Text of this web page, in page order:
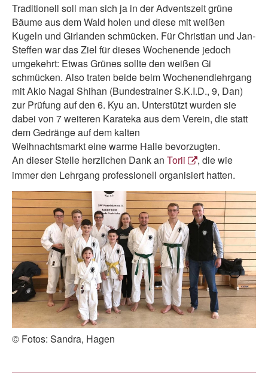
Traditionell soll man sich ja in der Adventszeit grüne
Bäume aus dem Wald holen und diese mit weißen
Kugeln und Girlanden schmücken. Für Christian und Jan-
Steffen war das Ziel für dieses Wochenende jedoch
umgekehrt: Etwas Grünes sollte den weißen Gi
schmücken. Also traten beide beim Wochenendlehrgang
mit Akio Nagai Shihan (Bundestrainer S.K.I.D., 9, Dan)
zur Prüfung auf den 6. Kyu an. Unterstützt wurden sie
dabei von 7 weiteren Karateka aus dem Verein, die statt
dem Gedränge auf dem kalten
Weihnachtsmarkt eine warme Halle bevorzugten.
An dieser Stelle herzlichen Dank an Torii
, die wie
immer den Lehrgang professionell organisiert hatten.
© Fotos: Sandra, Hagen